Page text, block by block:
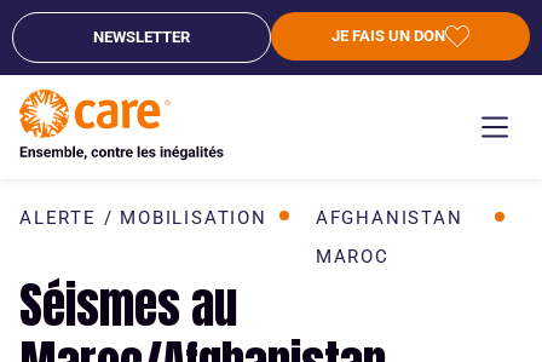
NEWSLETTER JE FAIS UN DON
ALERTE / MOBILISATION
AFGHANISTAN
MAROC
Séismes au